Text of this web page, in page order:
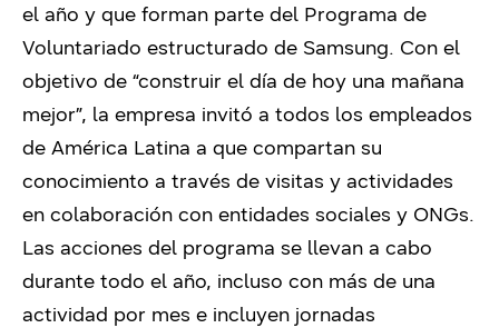
el año y que forman parte del Programa de
Voluntariado estructurado de Samsung. Con el
objetivo de “construir el día de hoy una mañana
mejor”, la empresa invitó a todos los empleados
de América Latina a que compartan su
conocimiento a través de visitas y actividades
en colaboración con entidades sociales y ONGs.
Las acciones del programa se llevan a cabo
durante todo el año, incluso con más de una
actividad por mes e incluyen jornadas